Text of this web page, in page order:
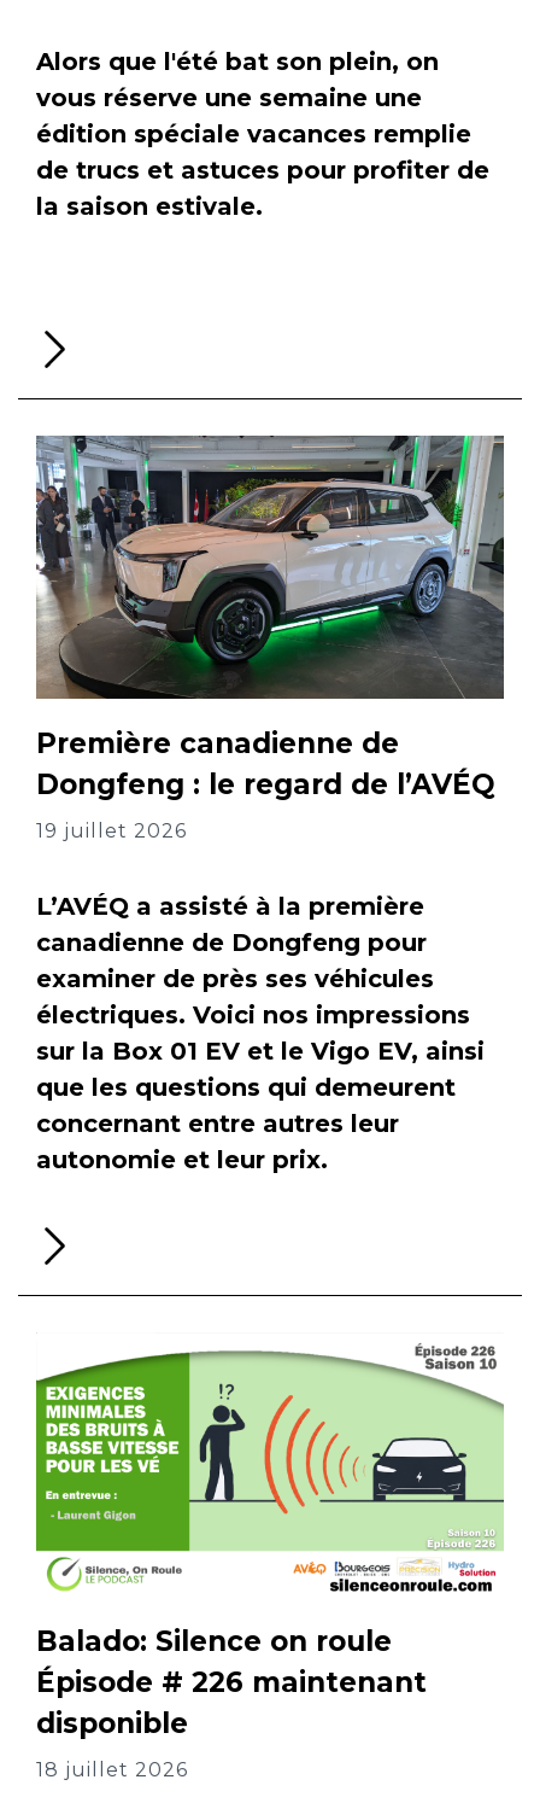
Alors que l'été bat son plein, on
vous réserve une semaine une
édition spéciale vacances remplie
de trucs et astuces pour profiter de
la saison estivale.
Première canadienne de
Dongfeng : le regard de l’AVÉQ
19 juillet 2026
L’AVÉQ a assisté à la première
canadienne de Dongfeng pour
examiner de près ses véhicules
électriques. Voici nos impressions
sur la Box 01 EV et le Vigo EV, ainsi
que les questions qui demeurent
concernant entre autres leur
autonomie et leur prix.
Balado: Silence on roule
Épisode # 226 maintenant
disponible
18 juillet 2026